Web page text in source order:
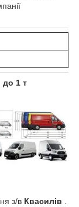
до 1 т
з/в Квасилів .